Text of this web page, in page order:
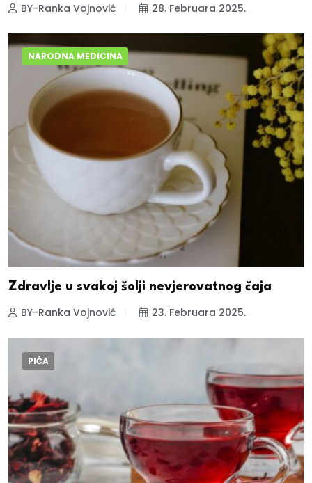
BY-Ranka Vojnović 28. Februara 2025.
NARODNA MEDICINA
Zdravlje u svakoj šolji nevjerovatnog čaja
BY-Ranka Vojnović 23. Februara 2025.
PIĆA